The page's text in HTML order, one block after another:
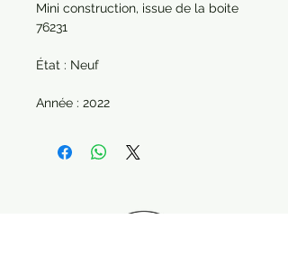
Mini construction, issue de la boite
76231
État : Neuf
Année : 2022